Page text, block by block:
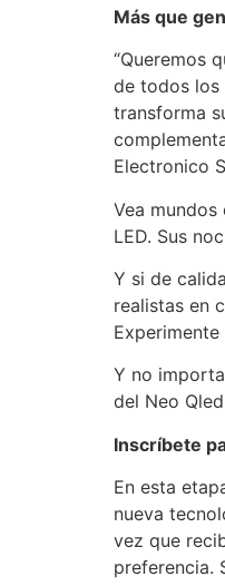
Más que
“Queremos
de todos los
transforma
Electronico
Vea
LED. Sus
Y si de
realistas en
Y no
del Neo
Inscríbete
En esta
nueva
vez que
preferencia.